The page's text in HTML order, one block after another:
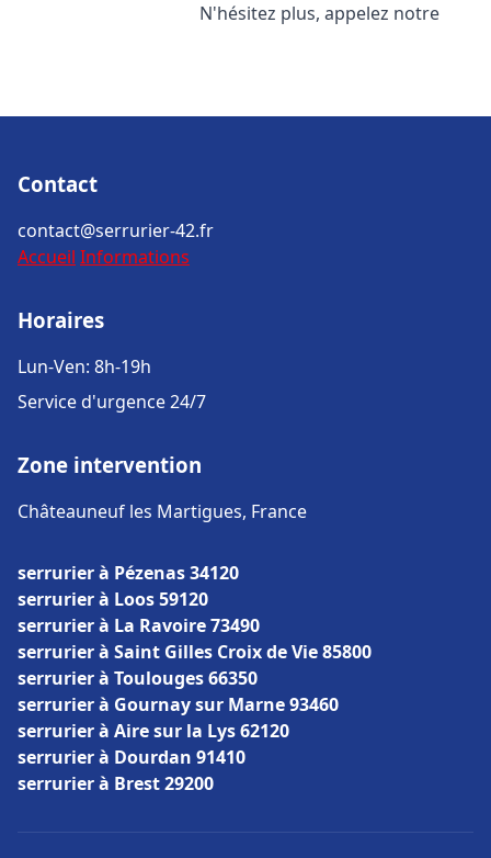
N'hésitez plus, appelez notre
Contact
contact@serrurier-42.fr
Accueil Informations
Horaires
Lun-Ven: 8h-19h
Service d'urgence 24/7
Zone intervention
Châteauneuf les Martigues, France
serrurier à Pézenas 34120
serrurier à Loos 59120
serrurier à La Ravoire 73490
serrurier à Saint Gilles Croix de Vie 85800
serrurier à Toulouges 66350
serrurier à Gournay sur Marne 93460
serrurier à Aire sur la Lys 62120
serrurier à Dourdan 91410
serrurier à Brest 29200